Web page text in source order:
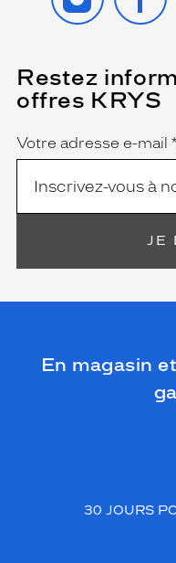
Restez
offres KRYS
Name
Votre adresse e-mail *
(Ce
champ
est
obligatoire)
JE
En magasin
30 JOURS